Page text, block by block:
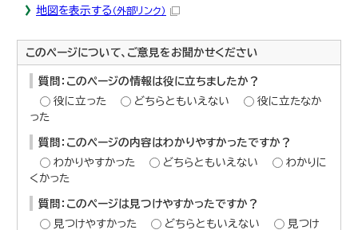
地図を表示する （外部リンク）
このページについて、ご意見をお聞かせください
質問：このページの情報は役に立ちましたか？
役に立った
どちらともいえない
役に立たなか
った
質問：このページの内容はわかりやすかったですか？
わかりやすかった
どちらともいえない
わかりに
くかった
質問：このページは見つけやすかったですか？
見つけやすかった
どちらともいえない
見つけ